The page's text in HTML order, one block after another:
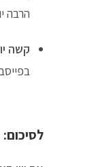
הרבה
קשה
לסיכום: